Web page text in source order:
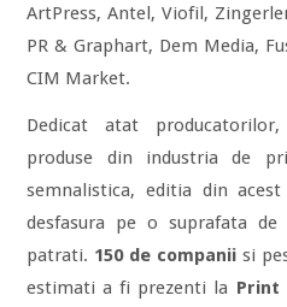
ArtPress, Antel, Viofil,
PR & Graphart, Dem Media,
CIM Market.
Dedicat atat
produse din industria de
semnalistica, editia din
desfasura pe o suprafata de
patrati. 150 de companii si
estimati a fi prezenti la Print